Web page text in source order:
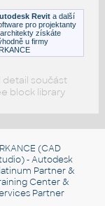
Revit a další
pro projektanty
získáte
u firmy
detail součást
block library
(CAD
- Autodesk
Partner &
Center &
Partner